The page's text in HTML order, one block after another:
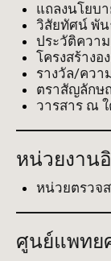
แถลงนโยบ
วิสัยทัศน์ พั
ประวัติควา
โครงสร้าง
รางวัล/ควา
ตราสัญลัก
วารสาร ณ
หน่วยงาน
หน่วยตรวจ
ศูนย์แพทย